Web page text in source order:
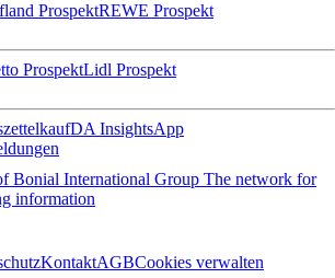
ProspektREWE Prospekt
ProspektLidl Prospekt
kaufDA InsightsApp
Bonial International Group The network for
information
KontaktAGBCookies verwalten